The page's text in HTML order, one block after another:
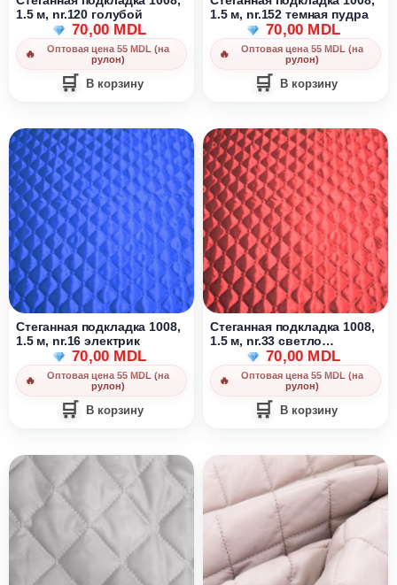
1.5 м, nr.120 голубой
70,00 MDL
Оптовая цена 55 MDL (на
рулон)
В корзину
1.5 м, nr.152 темная пудра
70,00 MDL
Оптовая цена 55 MDL (на
рулон)
В корзину
Стеганная подкладка 1008,
1.5 м, nr.16 электрик
70,00 MDL
Оптовая цена 55 MDL (на
рулон)
В корзину
Стеганная подкладка 1008,
1.5 м, nr.33 светло
бордовый70,00 MDL
Оптовая цена 55 MDL (на
рулон)
В корзину